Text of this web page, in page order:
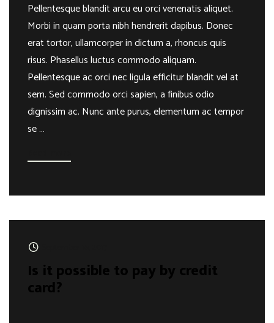
Pellentesque blandit arcu eu orci venenatis aliquet.
Morbi in quam porta nibh hendrerit dapibus. Donec
erat tortor, ullamcorper in dictum a, rhoncus quis
risus. Phasellus luctus commodo aliquam.
Pellentesque ac orci nec ligula efficitur blandit vel at
sem. Sed commodo orci sapien, a finibus odio
dignissim ac. Nunc ante purus, elementum ac tempor
se …
Is it possible to pay by credit
card?